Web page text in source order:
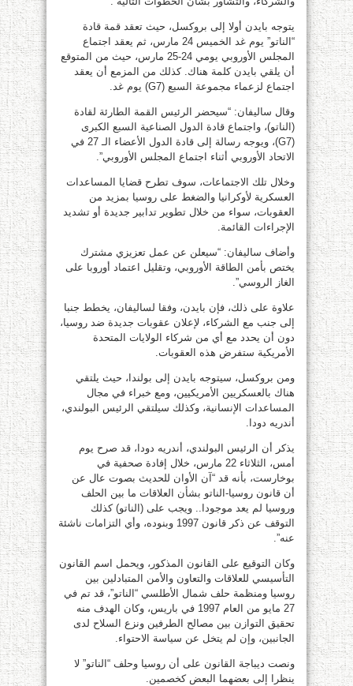
يتوجه بايدن أولا إلى بروكسل، حيث تعقد قمة قادة
“الناتو” يوم غد الخميس 24 مارس، ثم يعقد اجتماع
المجلس الأوروبي يومي 24-25 مارس، حيث من المتوقع
أن يلقي بايدن كلمة هناك. كذلك من المزمع أن يعقد
اجتماع لزعماء مجموعة السبع (G7) يوم غد.
وقال ساليفان: “سيحضر الرئيس القمة الطارئة لقادة
(الناتو)، واجتماع قادة الدول الصناعية السبع الكبرى
(G7)، ويوجه رسالة إلى قادة الدول الأعضاء الـ 27 في
الاتحاد الأوروبي أثناء اجتماع المجلس الأوروبي”.
وخلال تلك الاجتماعات، سوف تطرح قضايا المساعدات
العسكرية لأوكرانيا والضغط على روسيا بمزيد من
العقوبات، سواء من خلال تطوير تدابير جديدة أو تشديد
الإجراءات القائمة.
وأضاف ساليفان: “سيعلن عن عمل تعزيزي مشترك
يختص بأمن الطاقة الأوروبي، وتقليل اعتماد أوروبا على
الغاز الروسي”.
علاوة على ذلك، فإن بايدن، وفقا لساليفان، يخطط جنبا
إلى جنب مع الشركاء، لإعلان عقوبات جديدة ضد روسيا،
دون أن يحدد مع أي من شركاء الولايات المتحدة
الأمريكية ستفرض هذه العقوبات.
ومن بروكسل، سيتوجه بايدن إلى بولندا، حيث يلتقي
هناك بالعسكريين الأمريكيين، ومع خبراء في مجال
المساعدات الإنسانية، وكذلك سيلتقي الرئيس البولندي،
أندريه دودا.
يذكر أن الرئيس البولندي، أندريه دودا، قد صرح يوم
أمس، الثلاثاء 22 مارس، خلال إفادة صحفية في
بوخارست، بأنه قد “آن الأوان للحديث بصوت عال عن
أن قانون روسيا-الناتو بشأن العلاقات ما بين الحلف
وروسيا لم يعد موجودا.. ويجب على (الناتو) كذلك
التوقف عن ذكر قانون 1997 وبنوده، وأي التزامات ناشئة
عنه”.
وكان التوقيع على القانون المذكور، ويحمل اسم القانون
التأسيسي للعلاقات والتعاون والأمن المتبادلين بين
روسيا ومنظمة حلف شمال الأطلسي “الناتو”، قد تم في
27 مايو من العام 1997 في باريس، وكان الهدف منه
تحقيق التوازن بين مصالح الطرفين ونزع السلاح لدى
الجانبين، وإن لم يتخل عن سياسة الاحتواء.
ونصت ديباجة القانون على أن روسيا وحلف “الناتو” لا
ينظرا إلى بعضهما البعض كخصمين.